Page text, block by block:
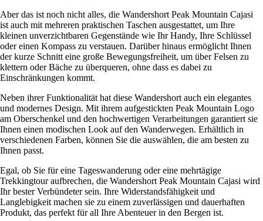
Aber das ist noch nicht alles, die Wandershort Peak Mountain Cajasi
ist auch mit mehreren praktischen Taschen ausgestattet, um Ihre
kleinen unverzichtbaren Gegenstände wie Ihr Handy, Ihre Schlüssel
oder einen Kompass zu verstauen. Darüber hinaus ermöglicht Ihnen
der kurze Schnitt eine große Bewegungsfreiheit, um über Felsen zu
klettern oder Bäche zu überqueren, ohne dass es dabei zu
Einschränkungen kommt.
Neben ihrer Funktionalität hat diese Wandershort auch ein elegantes
und modernes Design. Mit ihrem aufgestickten Peak Mountain Logo
am Oberschenkel und den hochwertigen Verarbeitungen garantiert sie
Ihnen einen modischen Look auf den Wanderwegen. Erhältlich in
verschiedenen Farben, können Sie die auswählen, die am besten zu
Ihnen passt.
Egal, ob Sie für eine Tageswanderung oder eine mehrtägige
Trekkingtour aufbrechen, die Wandershort Peak Mountain Cajasi wird
Ihr bester Verbündeter sein. Ihre Widerstandsfähigkeit und
Langlebigkeit machen sie zu einem zuverlässigen und dauerhaften
Produkt, das perfekt für all Ihre Abenteuer in den Bergen ist.